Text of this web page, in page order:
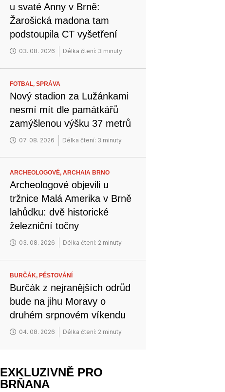
u svaté Anny v Brně:
Žarošická madona tam
podstoupila CT vyšetření
03. 08. 2026 Délka čtení: 3 minuty
FOTBAL,SPRÁVA
Nový stadion za Lužánkami
nesmí mít dle památkářů
zamýšlenou výšku 37 metrů
07. 08. 2026 Délka čtení: 3 minuty
ARCHEOLOGOVÉ,ARCHAIA BRNO
Archeologové objevili u
tržnice Malá Amerika v Brně
lahůdku: dvě historické
železniční točny
03. 08. 2026 Délka čtení: 2 minuty
BURČÁK,PĚSTOVÁNÍ
Burčák z nejranějších odrůd
bude na jihu Moravy o
druhém srpnovém víkendu
04. 08. 2026 Délka čtení: 2 minuty
EXKLUZIVNĚ PRO
BRŇANA